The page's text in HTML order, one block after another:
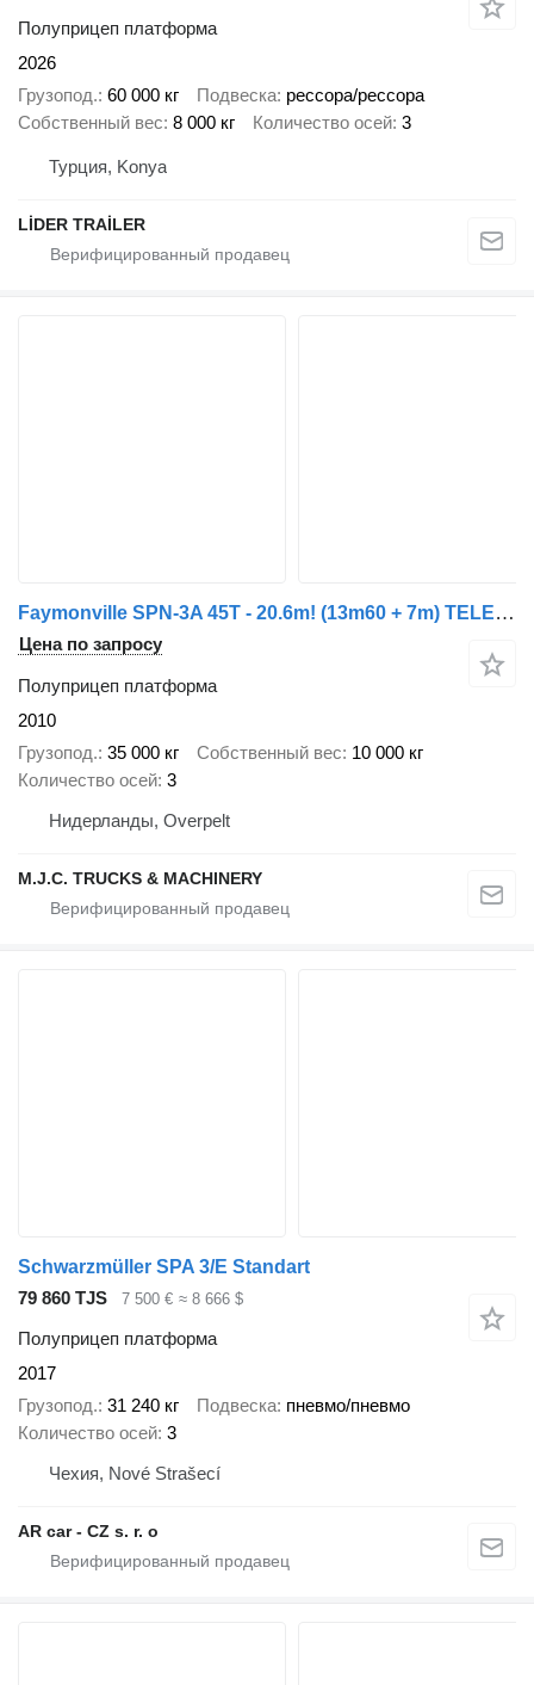
Полуприцеп платформа
2026
Грузопод. 60 000 кг Подвеска рессора/рессора
Собственный вес 8 000 кг Количество осей 3
Турция, Konya
LİDER TRAİLER
Faymonville SPN-3A 45T - 20.6m! (13m60 + 7m) TELEMAX / TELETRAILER - 1 STEER
Цена по запросу
Полуприцеп платформа
2010
Грузопод. 35 000 кг Собственный вес 10 000 кг
Количество осей 3
Нидерланды, Overpelt
M.J.C. TRUCKS & MACHINERY
Schwarzmüller SPA 3/E Standart
79 860 TJS
7 500 € ≈ 8 666 $
Полуприцеп платформа
2017
Грузопод. 31 240 кг Подвеска пневмо/пневмо
Количество осей 3
Чехия, Nové Strašecí
AR car - CZ s. r. o